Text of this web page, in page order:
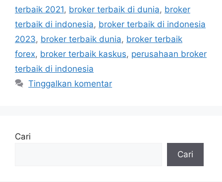
terbaik 2021, broker terbaik di dunia, broker
terbaik di indonesia, broker terbaik di indonesia
2023, broker terbaik dunia, broker terbaik
forex, broker terbaik kaskus, perusahaan broker
terbaik di indonesia
Tinggalkan komentar
Cari
Cari